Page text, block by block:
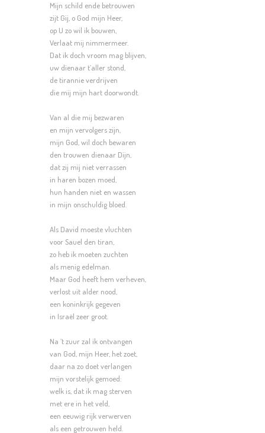
Mijn schild ende betrouwen
zijt Gij, o God mijn Heer,
op U zo wil ik bouwen,
Verlaat mij nimmermeer.
Dat ik doch vroom mag blijven,
uw dienaar t’aller stond,
de tirannie verdrijven
die mij mijn hart doorwondt.
Van al die mij bezwaren
en mijn vervolgers zijn,
mijn God, wil doch bewaren
den trouwen dienaar Dijn,
dat zij mij niet verrassen
in haren bozen moed,
hun handen niet en wassen
in mijn onschuldig bloed.
Als David moeste vluchten
voor Sauel den tiran,
zo heb ik moeten zuchten
als menig edelman.
Maar God heeft hem verheven,
verlost uit alder nood,
een koninkrijk gegeven
in Israël zeer groot.
Na ’t zuur zal ik ontvangen
van God, mijn Heer, het zoet,
daar na zo doet verlangen
mijn vorstelijk gemoed:
welk is, dat ik mag sterven
met ere in het veld,
een eeuwig rijk verwerven
als een getrouwen held.